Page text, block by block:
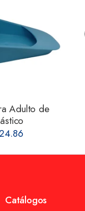
Adulto de
Catálogos